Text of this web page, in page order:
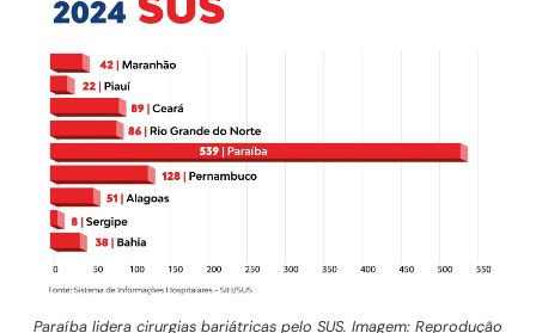
Paraíba lidera cirurgias bariátricas pelo SUS. Imagem: Reprodução